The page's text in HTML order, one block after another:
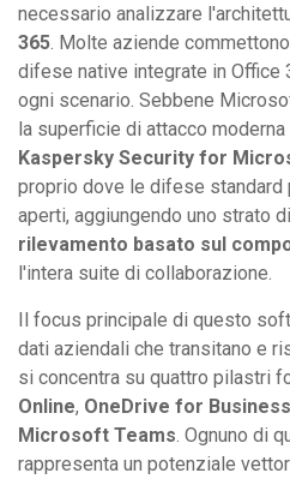
necessario analizzare
365. Molte aziende
difese native integrate in Office
ogni scenario. Sebbene
la superficie di attacco
Kaspersky Security for
proprio dove le difese
aperti, aggiungendo uno strato di
rilevamento basato sul
l'intera suite di collaborazione.
Il focus principale di questo
dati aziendali che transitano e
si concentra su quattro pilastri
Online, OneDrive for Business
Microsoft Teams. Ognuno di
rappresenta un potenziale